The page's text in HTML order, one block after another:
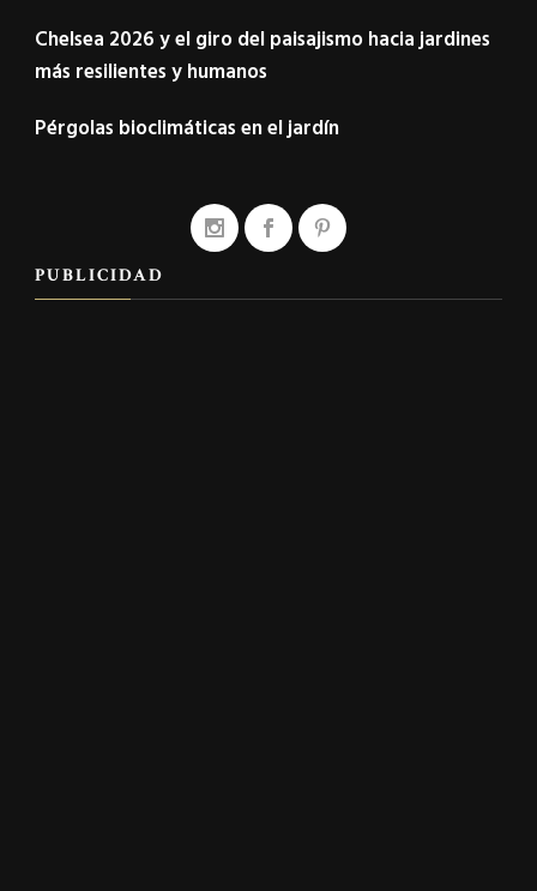
Chelsea 2026 y el giro del paisajismo hacia jardines
más resilientes y humanos
Pérgolas bioclimáticas en el jardín
PUBLICIDAD